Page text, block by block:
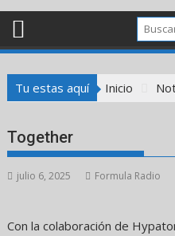
Tu estas aquí Inicio
Together
julio 6, 2025 Formula Radio
Con la colaboración de